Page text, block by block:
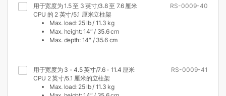
用于宽度为 1.5 至 3 英寸/3.8 至 7.6 厘米
CPU 的 2 英寸/5.1 厘米立柱架
Max. load: 25 lb / 11.3 kg
Max. height: 14″ / 35.6 cm
Max. depth: 14″ / 35.6 cm
RS-0009-40
用于宽度为 3 - 4.5 英寸/7.6 - 11.4 厘米
CPU 2 英寸/5.1 厘米的立柱架
Max. load: 25 lb / 11.3 kg
RS-0009-41